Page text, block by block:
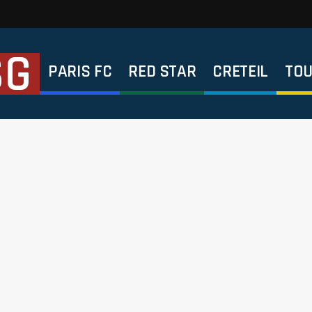
PARIS FC RED STAR CRETEIL